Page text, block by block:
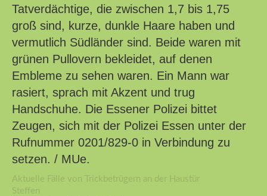
Tatverdächtige, die zwischen 1,7 bis 1,75
groß sind, kurze, dunkle Haare haben und
vermutlich Südländer sind. Beide waren mit
grünen Pullovern bekleidet, auf denen
Embleme zu sehen waren. Ein Mann war
rasiert, sprach mit Akzent und trug
Handschuhe. Die Essener Polizei bittet
Zeugen, sich mit der Polizei Essen unter der
Rufnummer 0201/829-0 in Verbindung zu
setzen. / MUe.
Aktuelle Fälle von Trickbetrügern an der Haustür
Steffen